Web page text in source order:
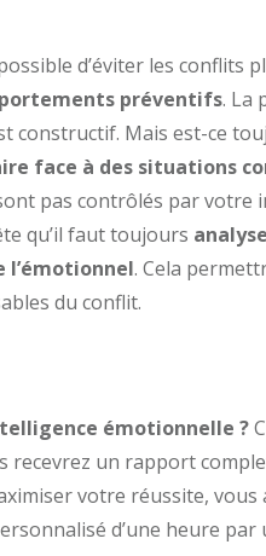
d’éviter les conflits
préventifs. La
constructif. Mais est-ce
face à des situations
pas contrôlés par votre
qu’il faut toujours
l’émotionnel. Cela
du conflit.
émotionnelle ?
recevrez un rapport
votre réussite, vous
d’une heure par